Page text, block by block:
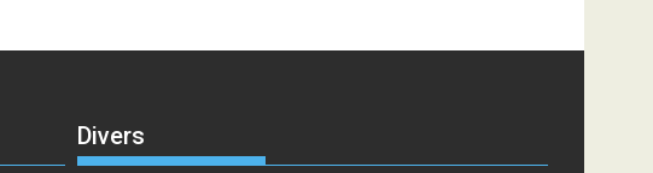
Divers